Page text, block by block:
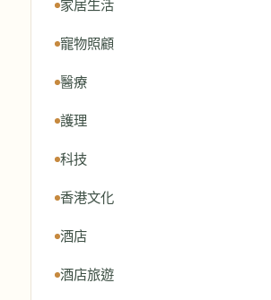
家居生活
寵物照顧
醫療
護理
科技
香港文化
酒店
酒店旅遊